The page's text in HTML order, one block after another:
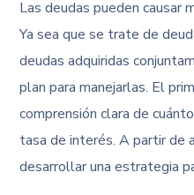
Las deudas pueden causar
Ya sea que se trate de
deudas adquiridas
plan para manejarlas. El
comprensión clara de
tasa de interés. A partir de
desarrollar una estrategia